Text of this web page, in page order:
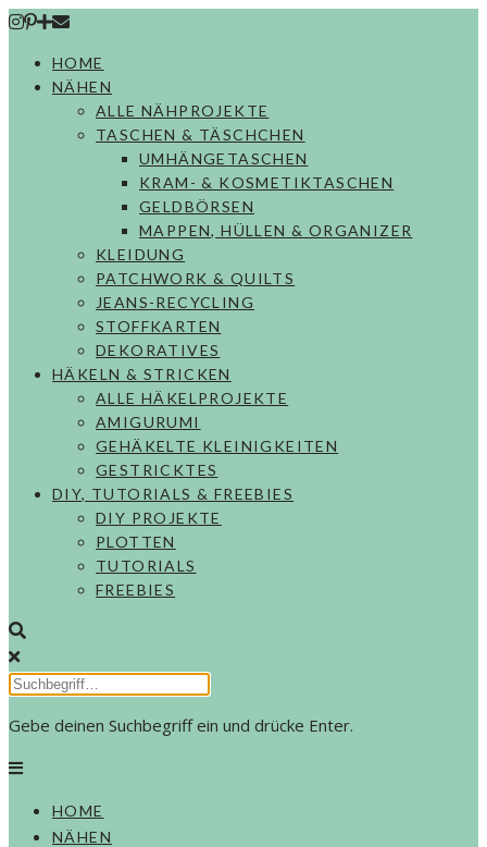
Skip
contentHOME
NÄHEN
ALLE NÄHPROJEKTE
TASCHEN & TÄSCHCHEN
UMHÄNGETASCHEN
KRAM- & KOSMETIKTASCHEN
GELDBÖRSEN
MAPPEN, HÜLLEN & ORGANIZER
KLEIDUNG
PATCHWORK & QUILTS
JEANS-RECYCLING
STOFFKARTEN
DEKORATIVES
HÄKELN & STRICKEN
ALLE HÄKELPROJEKTE
AMIGURUMI
GEHÄKELTE KLEINIGKEITEN
GESTRICKTES
DIY, TUTORIALS & FREEBIES
DIY PROJEKTE
PLOTTEN
TUTORIALS
FREEBIES
Gebe deinen Suchbegriff ein und drücke Enter.
HOME
NÄHEN